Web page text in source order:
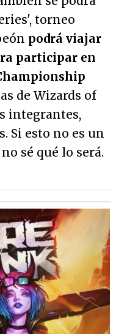
torneo
podrá viajar
participar en
de Wizards of
integrantes,
Si esto no es un
sé qué lo será.